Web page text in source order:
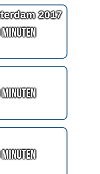
2017
Minuten
Minuten
Minuten